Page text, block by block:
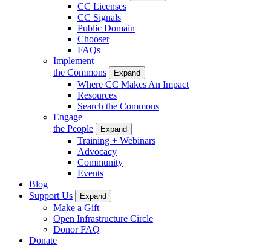
CC Licenses
CC Signals
Public Domain
Chooser
FAQs
Implement
the Commons
Expand
Where CC Makes An Impact
Resources
Search the Commons
Engage
the People
Expand
Training + Webinars
Advocacy
Community
Events
Blog
Support Us
Expand
Make a Gift
Open Infrastructure Circle
Donor FAQ
Donate